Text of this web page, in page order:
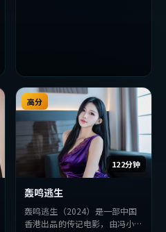
122分钟
高分
轰鸣逃生
轰鸣逃生（2024）是一部中国
香港出品的传记电影，由冯小刚